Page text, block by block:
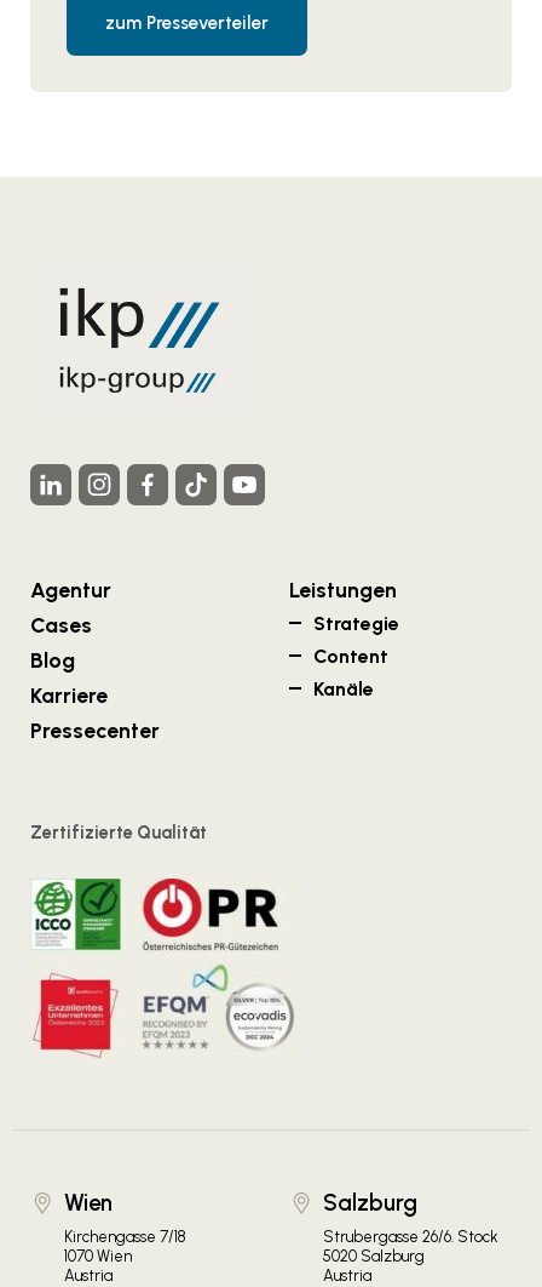
zum Presseverteiler
Agentur
Cases
Blog
Karriere
Pressecenter
Leistungen
Strategie
Content
Kanäle
Zertifizierte Qualität
Wien
Kirchengasse 7/18
1070 Wien
Austria
Salzburg
Strubergasse 26/6. Stock
5020 Salzburg
Austria